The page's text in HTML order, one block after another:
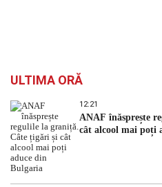
ULTIMA ORĂ
12:21
ANAF înăsprește
cât alcool mai poți